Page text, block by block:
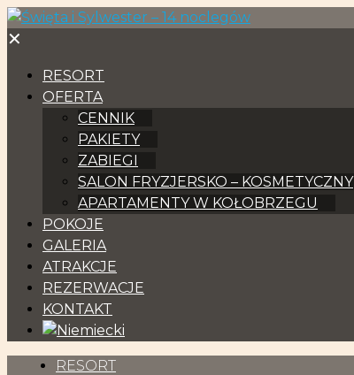
✕
RESORT
OFERTA
CENNIK
PAKIETY
ZABIEGI
SALON FRYZJERSKO – KOSMETYCZNY
APARTAMENTY W KOŁOBRZEGU
POKOJE
GALERIA
ATRAKCJE
REZERWACJE
KONTAKT
RESORT